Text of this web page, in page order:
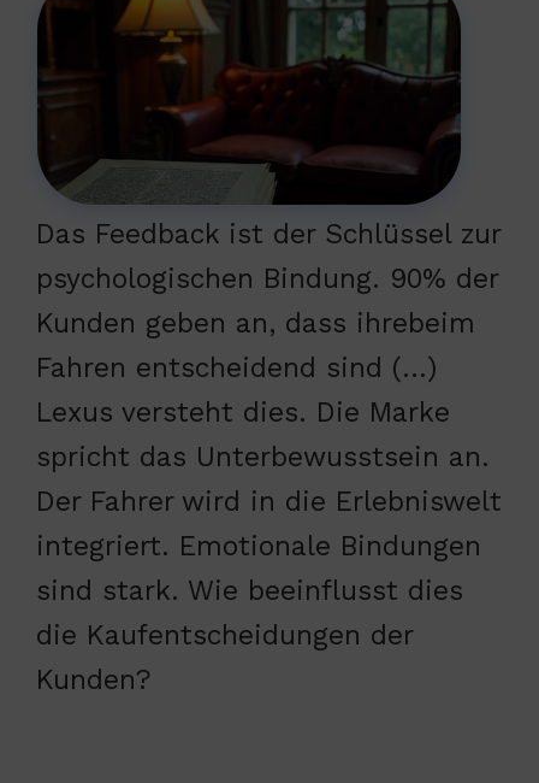
Das Feedback ist der Schlüssel zur
psychologischen Bindung. 90% der
Kunden geben an, dass ihrebeim
Fahren entscheidend sind (…)
Lexus versteht dies. Die Marke
spricht das Unterbewusstsein an.
Der Fahrer wird in die Erlebniswelt
integriert. Emotionale Bindungen
sind stark. Wie beeinflusst dies
die Kaufentscheidungen der
Kunden?